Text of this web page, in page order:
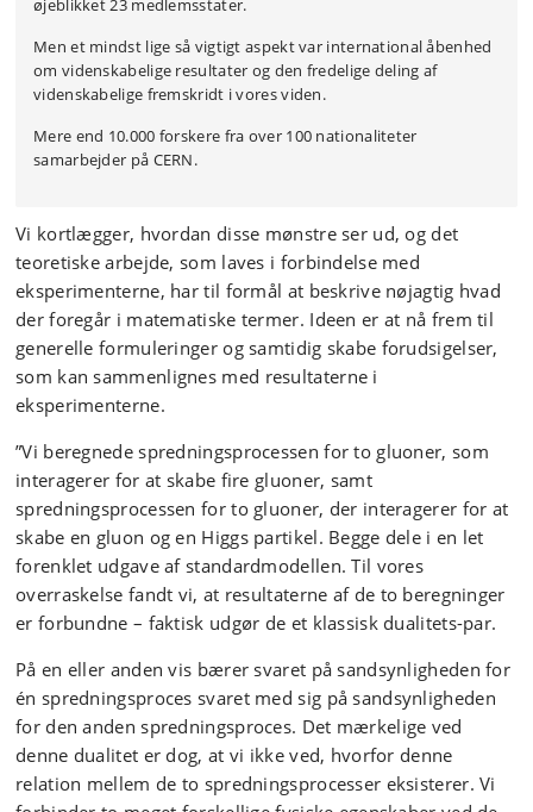
øjeblikket 23 medlemsstater.
Men et mindst lige så vigtigt aspekt var international åbenhed
om videnskabelige resultater og den fredelige deling af
videnskabelige fremskridt i vores viden.
Mere end 10.000 forskere fra over 100 nationaliteter
samarbejder på CERN.
Vi kortlægger, hvordan disse mønstre ser ud, og det
teoretiske arbejde, som laves i forbindelse med
eksperimenterne, har til formål at beskrive nøjagtig hvad
der foregår i matematiske termer. Ideen er at nå frem til
generelle formuleringer og samtidig skabe forudsigelser,
som kan sammenlignes med resultaterne i
eksperimenterne.
”Vi beregnede spredningsprocessen for to gluoner, som
interagerer for at skabe fire gluoner, samt
spredningsprocessen for to gluoner, der interagerer for at
skabe en gluon og en Higgs partikel. Begge dele i en let
forenklet udgave af standardmodellen. Til vores
overraskelse fandt vi, at resultaterne af de to beregninger
er forbundne – faktisk udgør de et klassisk dualitets-par.
På en eller anden vis bærer svaret på sandsynligheden for
én spredningsproces svaret med sig på sandsynligheden
for den anden spredningsproces. Det mærkelige ved
denne dualitet er dog, at vi ikke ved, hvorfor denne
relation mellem de to spredningsprocesser eksisterer. Vi